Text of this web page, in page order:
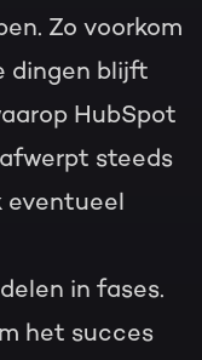
Zo voorkom
dingen blijft
HubSpot
steeds
eventueel
in fases.
het succes